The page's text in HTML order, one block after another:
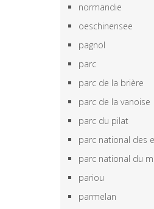
normandie
oeschinensee
pagnol
parc
parc de la brière
parc de la vanoise
parc du pilat
parc national des
parc national du
pariou
parmelan